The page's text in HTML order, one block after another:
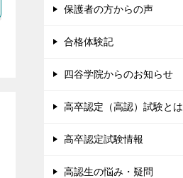
保護者の方からの声
合格体験記
四谷学院からのお知らせ
高卒認定（高認）試験とは
高卒認定試験情報
高認生の悩み・疑問